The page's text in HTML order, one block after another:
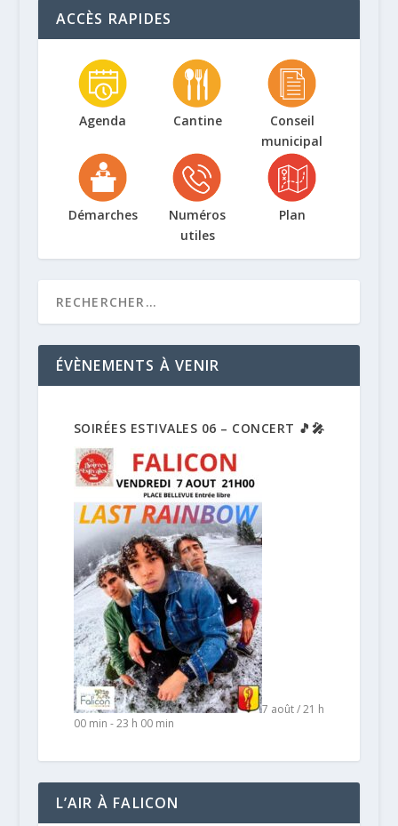
ACCÈS RAPIDES
Agenda Cantine
Conseil
municipal
Démarches
Numéros
utiles
Plan
ÉVÈNEMENTS À VENIR
SOIRÉES ESTIVALES 06 – CONCERT 🎵🎤
7 août / 21 h
00 min -23 h 00 min
L’AIR À FALICON